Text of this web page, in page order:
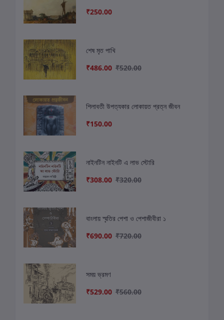
₹250.00
শেষ মৃত পাখি
₹486.00 ₹520.00
শিলাবতী উপত্যকার লোকায়ত প্রত্ন জীবন
₹150.00
নাইনটিন নাইনটি এ লাভ স্টোরি
₹308.00 ₹320.00
বাংলায় স্মৃতির পেশা ও পেশাজীবীরা ১
₹690.00 ₹720.00
সময় ভ্রমণ
₹529.00 ₹560.00